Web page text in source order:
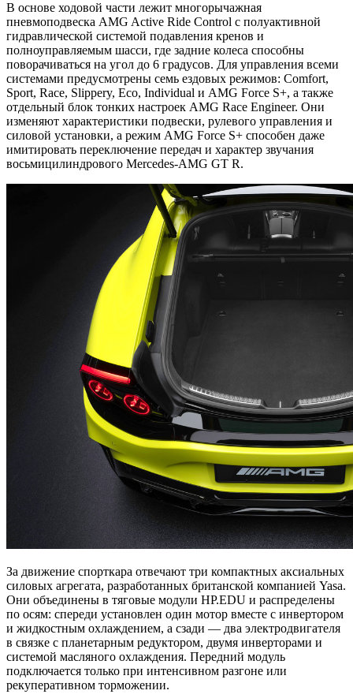
В основе ходовой части лежит многорычажная
пневмоподвеска AMG Active Ride Control с полуактивной
гидравлической системой подавления кренов и
полноуправляемым шасси, где задние колеса способны
поворачиваться на угол до 6 градусов. Для управления всеми
системами предусмотрены семь ездовых режимов: Comfort,
Sport, Race, Slippery, Eco, Individual и AMG Force S+, а также
отдельный блок тонких настроек AMG Race Engineer. Они
изменяют характеристики подвески, рулевого управления и
силовой установки, а режим AMG Force S+ способен даже
имитировать переключение передач и характер звучания
восьмицилиндрового Mercedes-AMG GT R.
За движение спорткара отвечают три компактных аксиальных
силовых агрегата, разработанных британской компанией Yasa.
Они объединены в тяговые модули HP.EDU и распределены
по осям: спереди установлен один мотор вместе с инвертором
и жидкостным охлаждением, а сзади — два электродвигателя
в связке с планетарным редуктором, двумя инверторами и
системой масляного охлаждения. Передний модуль
подключается только при интенсивном разгоне или
рекуперативном торможении.